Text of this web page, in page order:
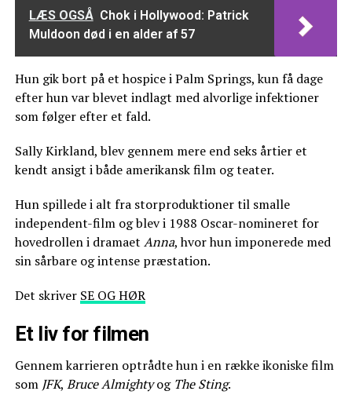
LÆS OGSÅ Chok i Hollywood: Patrick
Muldoon død i en alder af 57
Hun gik bort på et hospice i Palm Springs, kun få dage
efter hun var blevet indlagt med alvorlige infektioner
som følger efter et fald.
Sally Kirkland, blev gennem mere end seks årtier et
kendt ansigt i både amerikansk film og teater.
Hun spillede i alt fra storproduktioner til smalle
independent-film og blev i 1988 Oscar-nomineret for
hovedrollen i dramaet Anna, hvor hun imponerede med
sin sårbare og intense præstation.
Det skriver SE OG HØR
Et liv for filmen
Gennem karrieren optrådte hun i en række ikoniske film
som JFK, Bruce Almightyog The Sting.